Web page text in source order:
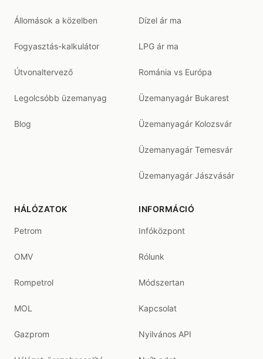
Állomások a közelben
Fogyasztás-kalkulátor
Útvonaltervező
Legolcsóbb üzemanyag
Blog
Dízel ár ma
LPG ár ma
Románia vs Európa
Üzemanyagár Bukarest
Üzemanyagár Kolozsvár
Üzemanyagár Temesvár
Üzemanyagár Jászvásár
HÁLÓZATOK
Petrom
OMV
Rompetrol
MOL
Gazprom
INFORMÁCIÓ
Infóközpont
Rólunk
Módszertan
Kapcsolat
Nyilvános API